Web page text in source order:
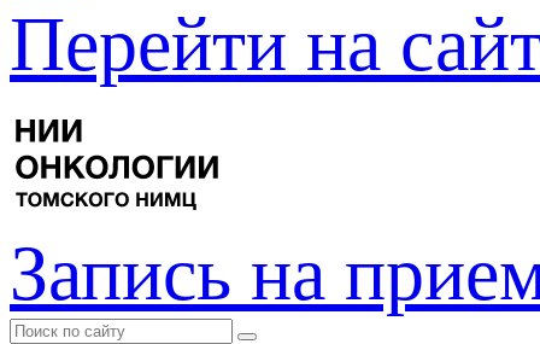
Перейти на
Запись на